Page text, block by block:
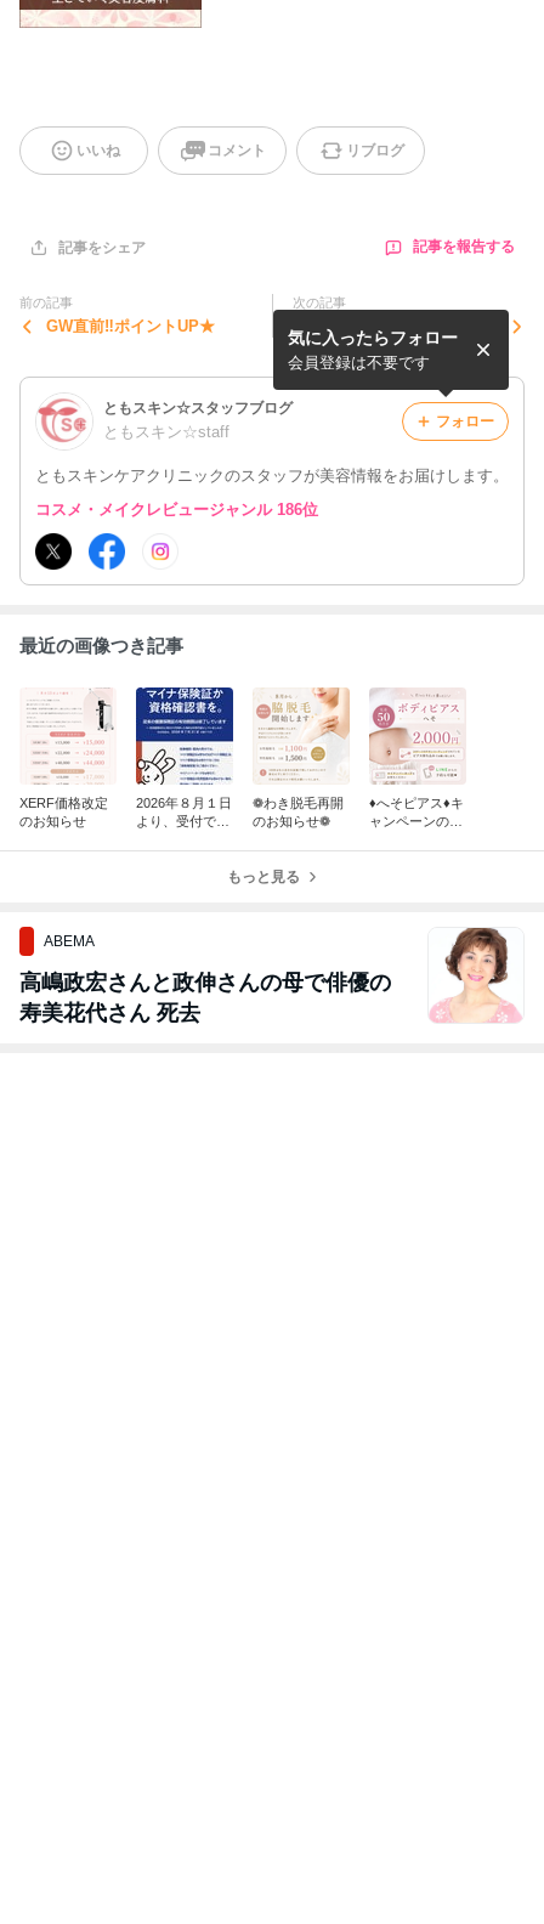
いいね コメント リブログ
記事をシェア 記事を報告する
前の記事
GW直前‼︎ポイントUP★
次の記事
【訂正】ご予約のキャンセル
について
ともスキン☆スタッフブログ
ともスキン☆staff
ともスキンケアクリニックのスタッフが美容情報をお届けします。
気に入ったらフォロー
会員登録は不要です
フォロー
コスメ・メイクレビュージャンル 186位
最近の画像つき記事
XERF価格改定
のお知らせ
2026年８月１日
より、受付では
❁わき脱毛再開
のお知らせ❁
♦へそピアス♦キ
ャンペーンのお
もっと見る
ABEMA
高嶋政宏さんと政伸さんの母で俳優の
寿美花代さん 死去